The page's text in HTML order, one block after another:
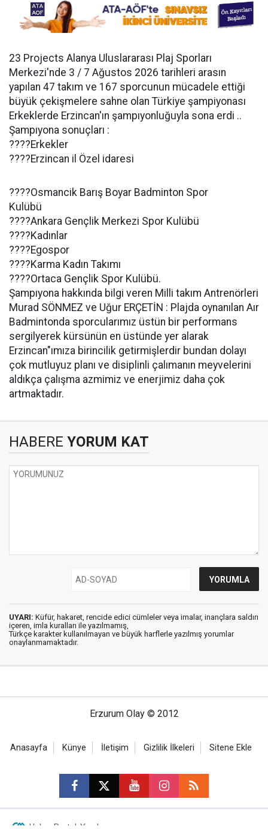
23 Projects Alanya Uluslararası Plaj Sporları
Merkezi'nde 3 / 7 Ağustos 2026 tarihleri arasın
yapılan 47 takım ve 167 sporcunun mücadele ettiği
büyük çekişmelere sahne olan Türkiye şampiyonası
Erkeklerde Erzincan'ın şampıyonluğuyla sona erdi ..
Şampıyona sonuçları :
????Erkekler
????Erzincan il Özel idaresi
????Osmancik Barış Boyar Badminton Spor
Kulübü
????Ankara Gençlik Merkezi Spor Kulübü
????Kadınlar
????Egospor
????Karma Kadın Takımı
????Ortaca Gençlik Spor Kulübü.
Şampıyona hakkında bilgi veren Milli takım Antrenörleri
Murad SÖNMEZ ve Uğur ERÇETİN : Plajda oynanılan Aır
Badmintonda sporcularımız üstün bir performans
sergilyerek kürsünün en üstünde yer alarak
Erzincan"ımıza birincilik getirmişlerdir bundan dolayı
çok mutluyuz planı ve disiplinli çalımanın meyvelerini
aldıkça çalışma azmimiz ve enerjimiz daha çok
artmaktadır.
HABERE YORUM KAT
UYARI: Küfür, hakaret, rencide edici cümleler veya imalar, inançlara saldırı
içeren, imla kuralları ile yazılmamış,
Türkçe karakter kullanılmayan ve büyük harflerle yazılmış yorumlar
onaylanmamaktadır.
Erzurum Olay © 2012
Anasayfa Künye İletişim Gizlilik İlkeleri Sitene Ekle